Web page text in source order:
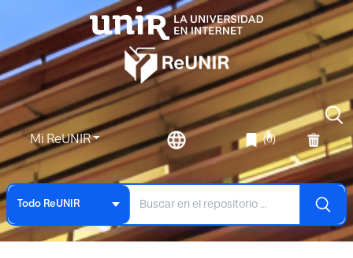
Mi ReUNIR (0)
Todo ReUNIR